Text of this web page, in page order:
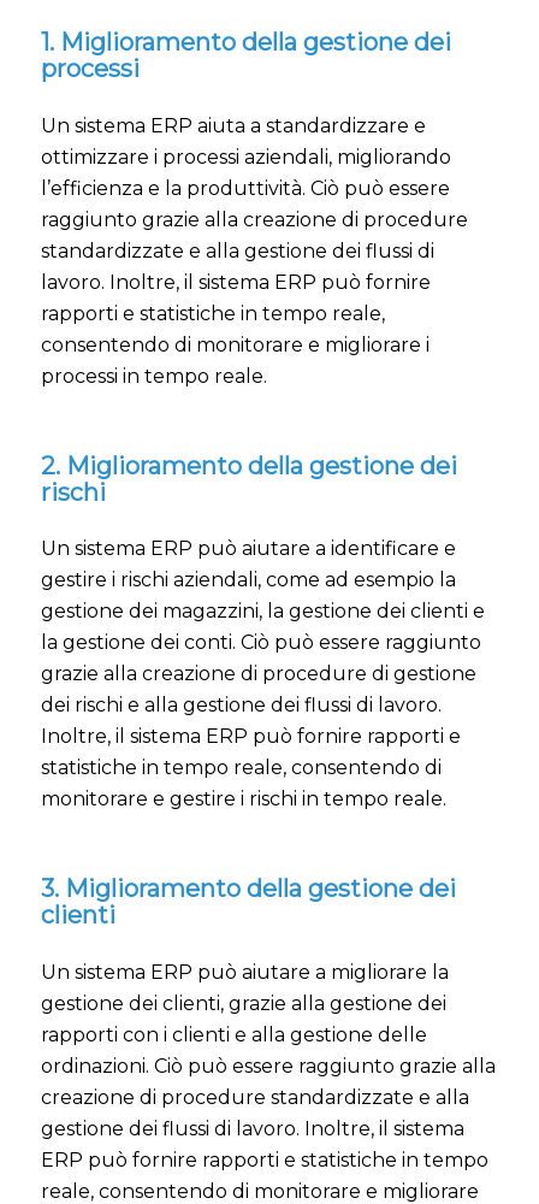
1. Miglioramento della gestione dei
processi
Un sistema ERP aiuta a standardizzare e
ottimizzare i processi aziendali, migliorando
l’efficienza e la produttività. Ciò può essere
raggiunto grazie alla creazione di procedure
standardizzate e alla gestione dei flussi di
lavoro. Inoltre, il sistema ERP può fornire
rapporti e statistiche in tempo reale,
consentendo di monitorare e migliorare i
processi in tempo reale.
2. Miglioramento della gestione dei
rischi
Un sistema ERP può aiutare a identificare e
gestire i rischi aziendali, come ad esempio la
gestione dei magazzini, la gestione dei clienti e
la gestione dei conti. Ciò può essere raggiunto
grazie alla creazione di procedure di gestione
dei rischi e alla gestione dei flussi di lavoro.
Inoltre, il sistema ERP può fornire rapporti e
statistiche in tempo reale, consentendo di
monitorare e gestire i rischi in tempo reale.
3. Miglioramento della gestione dei
clienti
Un sistema ERP può aiutare a migliorare la
gestione dei clienti, grazie alla gestione dei
rapporti con i clienti e alla gestione delle
ordinazioni. Ciò può essere raggiunto grazie alla
creazione di procedure standardizzate e alla
gestione dei flussi di lavoro. Inoltre, il sistema
ERP può fornire rapporti e statistiche in tempo
reale, consentendo di monitorare e migliorare